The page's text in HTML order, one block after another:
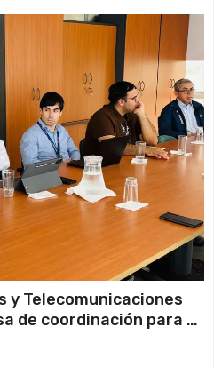
y Telecomunicaciones
de coordinación para el
en Iquique